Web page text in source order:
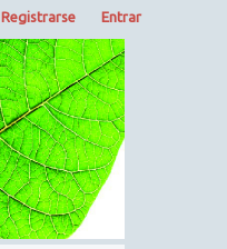
Registrarse Entrar